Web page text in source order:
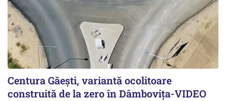
Centura Găești, variantă ocolitoare
construită de la zero în Dâmbovița-VIDEO